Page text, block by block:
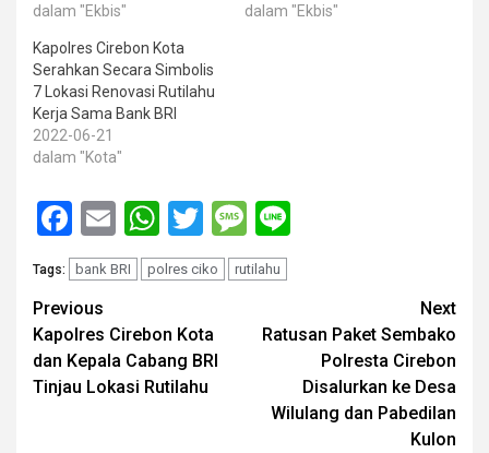
dalam "Ekbis"
dalam "Ekbis"
Kapolres Cirebon Kota
Serahkan Secara Simbolis
7 Lokasi Renovasi Rutilahu
Kerja Sama Bank BRI
2022-06-21
dalam "Kota"
Facebook
EmailWhatsApp
TwitterMessage
Tags: bank BRI polres ciko rutilahu
Post
navigation
Previous
Kapolres Cirebon Kota
dan Kepala Cabang BRI
Tinjau Lokasi Rutilahu
Next
Ratusan Paket Sembako
Polresta Cirebon
Disalurkan ke Desa
Wilulang dan Pabedilan
Kulon